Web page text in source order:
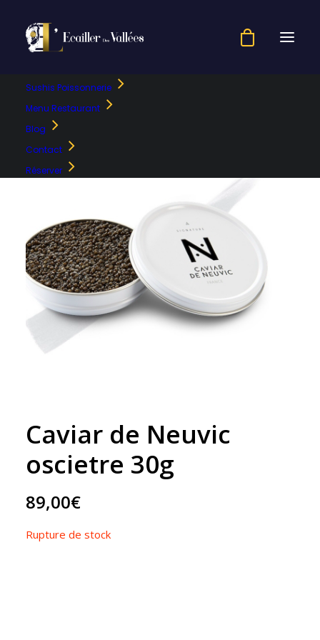
Sushis Poissonnerie
Menu Restaurant
Blog
Contact
Réserver
Caviar de Neuvic
oscietre 30g
89,00€
Rupture de stock